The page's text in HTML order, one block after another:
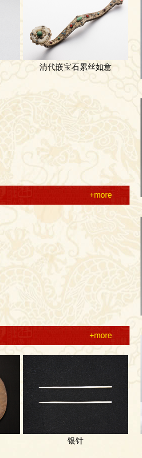
清代嵌宝石累丝如意
+more
+more
银针